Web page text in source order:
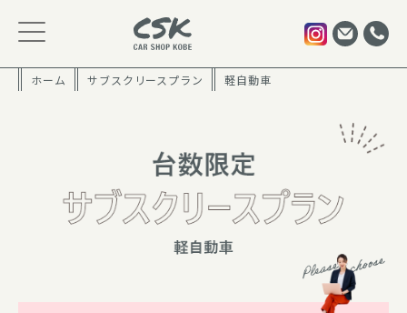
ホーム サブスクリースプラン 軽自動車